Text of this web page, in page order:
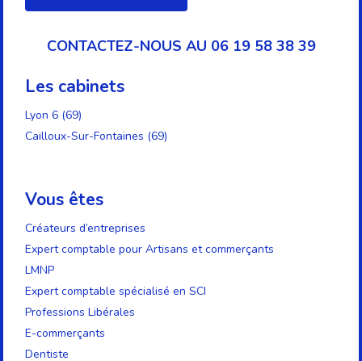
CONTACTEZ-NOUS AU 06 19 58 38 39
Les cabinets
Lyon 6 (69)
Cailloux-Sur-Fontaines (69)
Vous êtes
Créateurs d’entreprises
Expert comptable pour Artisans et commerçants
LMNP
Expert comptable spécialisé en SCI
Professions Libérales
E-commerçants
Dentiste